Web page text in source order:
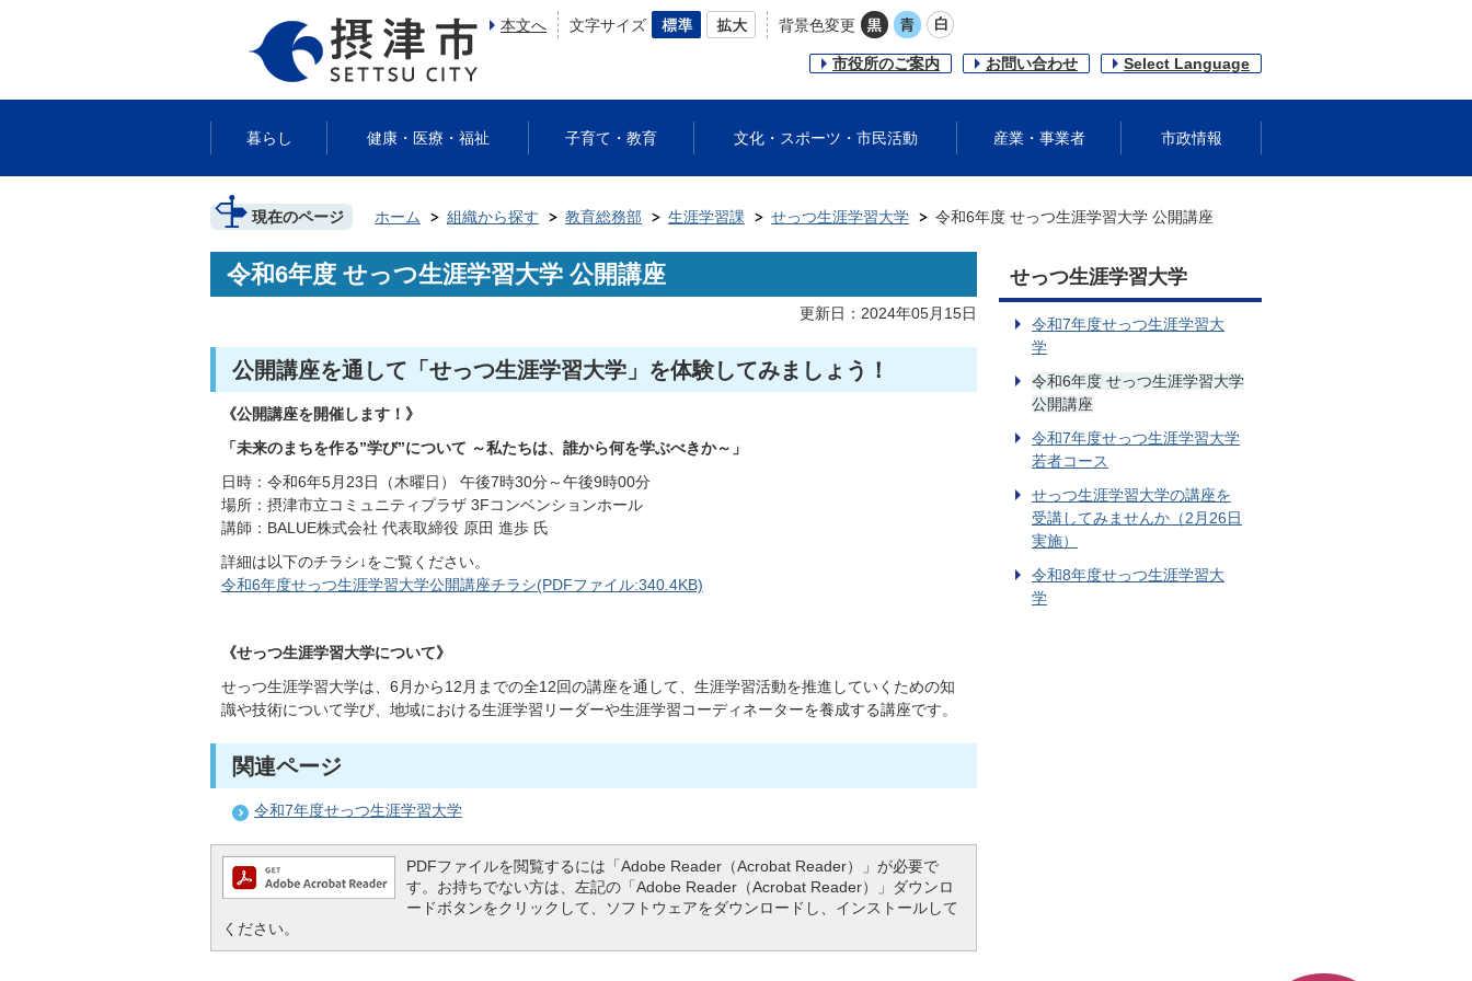
本文へ 文字サイズ 背景色変更
市役所のご案内 お問い合わせ Select Language
暮らし 健康・医療・福祉 子育て・教育 文化・スポーツ・市民活動 産業・事業者 市政情報
現在のページ ホーム 組織から探す 教育総務部 生涯学習課 せっつ生涯学習大学 令和6年度 せっつ生涯学習大学 公開講座
令和6年度 せっつ生涯学習大学 公開講座
更新日：2024年05月15日
公開講座を通して「せっつ生涯学習大学」を体験してみましょう！
《公開講座を開催します！》
「未来のまちを作る”学び”について ～私たちは、誰から何を学ぶべきか～」
日時：令和6年5月23日（木曜日） 午後7時30分～午後9時00分
場所：摂津市立コミュニティプラザ 3Fコンベンションホール
講師：BALUE株式会社 代表取締役 原田 進歩 氏
詳細は以下のチラシ↓をご覧ください。
令和6年度せっつ生涯学習大学公開講座チラシ(PDFファイル:340.4KB)
《せっつ生涯学習大学について》
せっつ生涯学習大学は、6月から12月までの全12回の講座を通して、生涯学習活動を推進していくための知
識や技術について学び、地域における生涯学習リーダーや生涯学習コーディネーターを養成する講座です。
関連ページ
令和7年度せっつ生涯学習大学
PDFファイルを閲覧するには「Adobe Reader（Acrobat Reader）」が必要で
す。お持ちでない方は、左記の「Adobe Reader（Acrobat Reader）」ダウンロ
ードボタンをクリックして、ソフトウェアをダウンロードし、インストールして
ください。
せっつ生涯学習大学
令和7年度せっつ生涯学習大
学
令和6年度 せっつ生涯学習大学
公開講座
令和7年度せっつ生涯学習大学
若者コース
せっつ生涯学習大学の講座を
受講してみませんか（2月26日
実施）
令和8年度せっつ生涯学習大
学